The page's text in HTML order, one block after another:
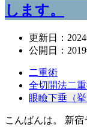
します。
更新日：
公開日：
二重術
全切開法二
眼瞼下垂（
こんばんは。 新